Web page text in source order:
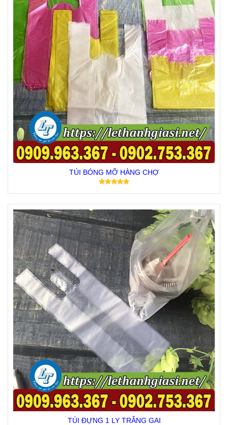
TÚI BÓNG MỠ HÀNG CHỢ
TÚI ĐỰNG 1 LY TRẮNG GAI